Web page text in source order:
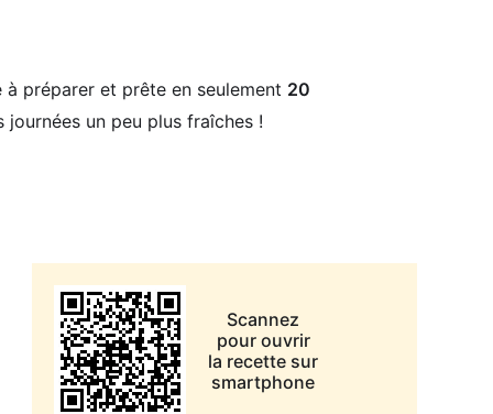
préparer et prête en seulement 20
un peu plus fraîches !
Scannez
pour ouvrir
la recette sur
smartphone